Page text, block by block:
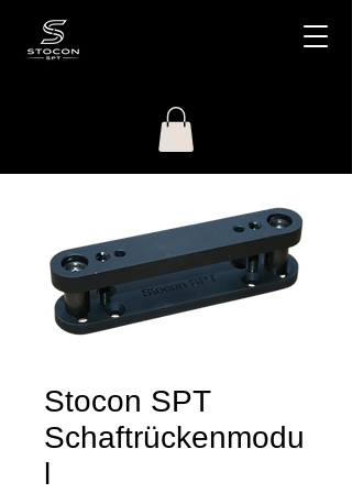
Stocon SPT
Schaftrückenmodu
l